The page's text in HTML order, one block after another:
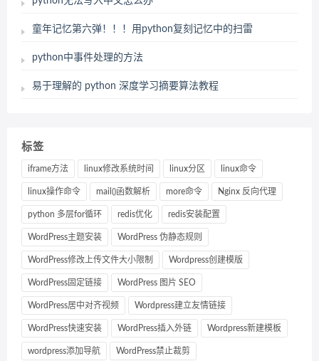
童年记忆第六弹！！！用python复刻记忆中的扫雷
python中事件处理的方法
易于理解的 python 深度学习摘要算法教程
标签
iframe方法 linux修改系统时间 linux分区 linux命令
linux操作命令 mail()函数解析 more命令 Nginx 反向代理
python 多层for循环 redis优化 redis安装配置
WordPress主题安装 WordPress 伪静态规则
WordPress修改上传文件大小限制 Wordpress创建模版
WordPress固定链接 WordPress 图片 SEO
WordPress居中对齐视频 Wordpress建立友情链接
WordPress快速安装 WordPress插入外链 Wordpress新建模板
wordpress添加导航 WordPress禁止裁剪